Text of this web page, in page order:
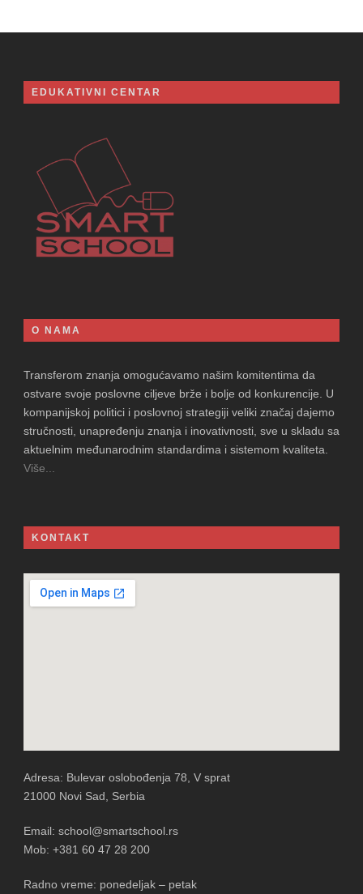
EDUKATIVNI CENTAR
O NAMA
Transferom znanja omogućavamo našim komitentima da
ostvare svoje poslovne ciljeve brže i bolje od konkurencije. U
kompanijskoj politici i poslovnoj strategiji veliki značaj dajemo
stručnosti, unapređenju znanja i inovativnosti, sve u skladu sa
aktuelnim međunarodnim standardima i sistemom kvaliteta.
Više...
KONTAKT
Adresa: Bulevar oslobođenja 78, V sprat
21000 Novi Sad, Serbia
Email: school@smartschool.rs
Mob: +381 60 47 28 200
Radno vreme: ponedeljak – petak